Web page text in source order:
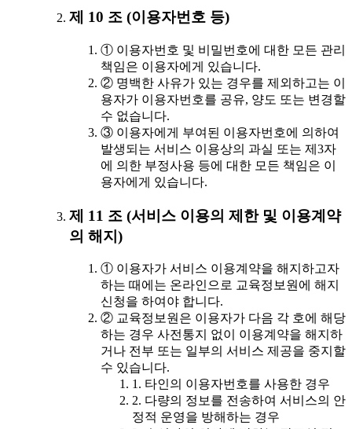
제 10 조 (이용자번호 등)
① 이용자번호 및 비밀번호에 대한 모든 관리
책임은 이용자에게 있습니다.
② 명백한 사유가 있는 경우를 제외하고는 이
용자가 이용자번호를 공유, 양도 또는 변경할
수 없습니다.
③ 이용자에게 부여된 이용자번호에 의하여
발생되는 서비스 이용상의 과실 또는 제3자
에 의한 부정사용 등에 대한 모든 책임은 이
용자에게 있습니다.
제 11 조 (서비스 이용의 제한 및 이용계약
의 해지)
① 이용자가 서비스 이용계약을 해지하고자
하는 때에는 온라인으로 교육정보원에 해지
신청을 하여야 합니다.
② 교육정보원은 이용자가 다음 각 호에 해당
하는 경우 사전통지 없이 이용계약을 해지하
거나 전부 또는 일부의 서비스 제공을 중지할
수 있습니다.
1. 타인의 이용자번호를 사용한 경우
2. 다량의 정보를 전송하여 서비스의 안
정적 운영을 방해하는 경우